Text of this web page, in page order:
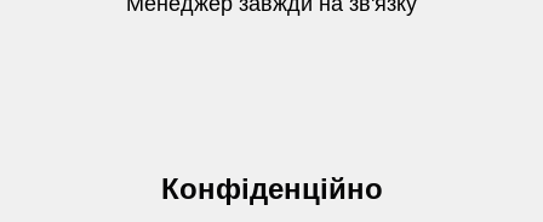
Конфіденційно